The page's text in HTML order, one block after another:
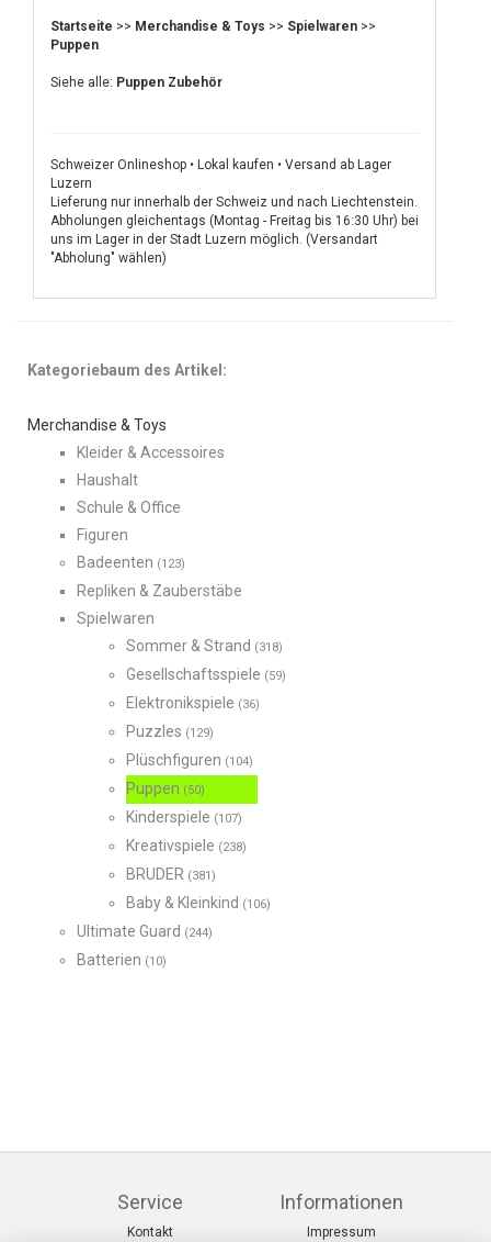
Startseite >> Merchandise & Toys >> Spielwaren >>
Puppen
Siehe alle: Puppen Zubehör
Schweizer Onlineshop • Lokal kaufen • Versand ab Lager
Luzern
Lieferung nur innerhalb der Schweiz und nach Liechtenstein.
Abholungen gleichentags (Montag - Freitag bis 16:30 Uhr) bei
uns im Lager in der Stadt Luzern möglich. (Versandart
"Abholung" wählen)
Kategoriebaum des Artikel:
Merchandise & Toys
Kleider & Accessoires
Haushalt
Schule & Office
Figuren
Badeenten (123)
Repliken & Zauberstäbe
Spielwaren
Sommer & Strand (318)
Gesellschaftsspiele (59)
Elektronikspiele (36)
Puzzles (129)
Plüschfiguren (104)
Puppen (50)
Kinderspiele (107)
Kreativspiele (238)
BRUDER (381)
Baby & Kleinkind (106)
Ultimate Guard (244)
Batterien (10)
Service
Kontakt
Informationen
Impressum